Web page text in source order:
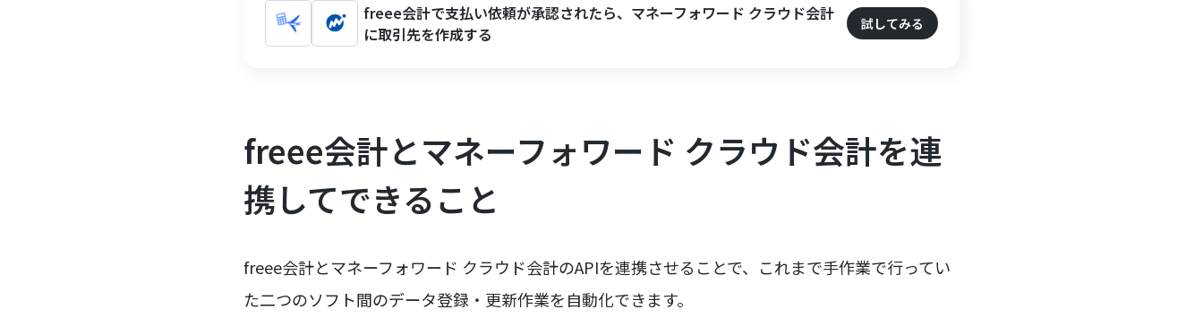
freee会計で支払い依頼が承認されたら、マネーフォワード クラウド会計
に取引先を作成する
試してみる
freee会計とマネーフォワード クラウド会計を連
携してできること
freee会計とマネーフォワード クラウド会計のAPIを連携させることで、これまで手作業で行ってい
た二つのソフト間のデータ登録・更新作業を自動化できます。